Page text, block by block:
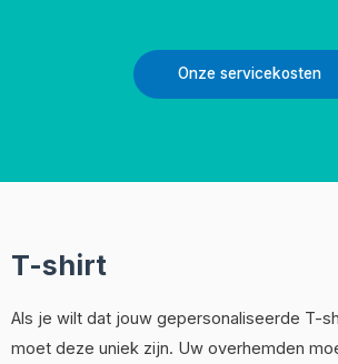
Onze servicekosten
T-shirt
Als je wilt dat jouw gepersonaliseerde T-
moet deze uniek zijn. Uw overhemden